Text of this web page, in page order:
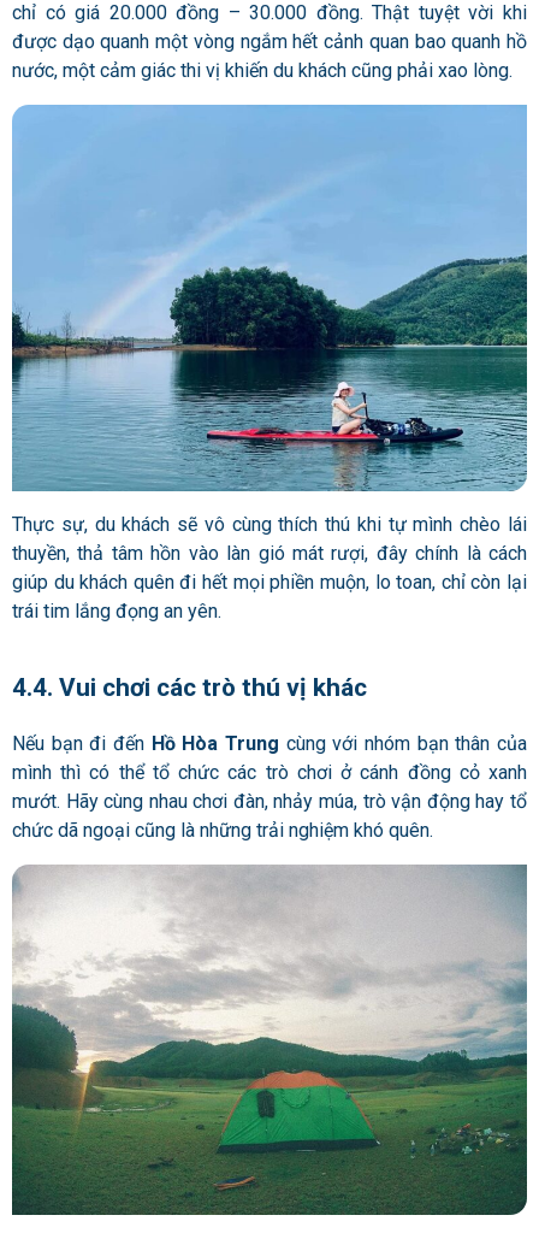
chỉ có giá 20.000 đồng – 30.000 đồng. Thật tuyệt vời khi
được dạo quanh một vòng ngắm hết cảnh quan bao quanh hồ
nước, một cảm giác thi vị khiến du khách cũng phải xao lòng.
Thực sự, du khách sẽ vô cùng thích thú khi tự mình chèo lái
thuyền, thả tâm hồn vào làn gió mát rượi, đây chính là cách
giúp du khách quên đi hết mọi phiền muộn, lo toan, chỉ còn lại
trái tim lắng đọng an yên.
4.4. Vui chơi các trò thú vị khác
Nếu bạn đi đến Hồ Hòa Trung cùng với nhóm bạn thân của
mình thì có thể tổ chức các trò chơi ở cánh đồng cỏ xanh
mướt. Hãy cùng nhau chơi đàn, nhảy múa, trò vận động hay tổ
chức dã ngoại cũng là những trải nghiệm khó quên.